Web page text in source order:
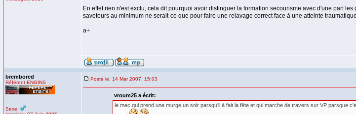
En effet rien n'est exclu, cela dit pourquoi avoir distinguer la formation secourisme avec d'une part
saveteurs au minimum ne serait-ce que pour faire une relavage correct face à une atteinte
a+
brembored
Référent ENGINS
Sexe:
Posté le: 14 Mar 2007, 15:03
vroum25 a écrit:
le mec qui prend une murge un soir parsqu'il à fait la fête et qui marche de travers sur VP parsque